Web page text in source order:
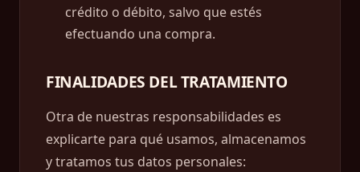
crédito o débito, salvo que estés
efectuando una compra.
FINALIDADES DEL TRATAMIENTO
Otra de nuestras responsabilidades es
explicarte para qué usamos, almacenamos
y tratamos tus datos personales: